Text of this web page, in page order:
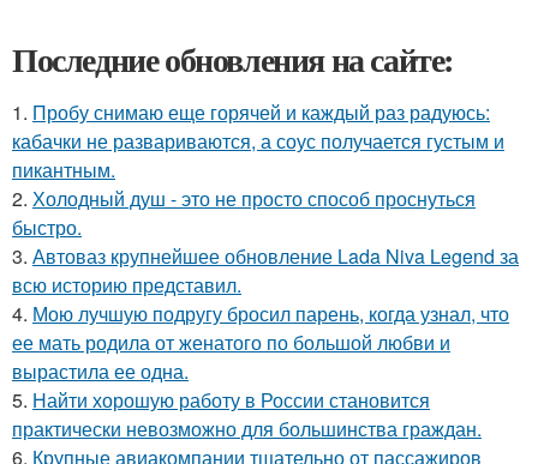
Последние обновления на сайте:
1. Пробу снимаю еще горячей и каждый раз радуюсь:
кабачки не развариваются, а соус получается густым и
пикантным.
2. Холодный душ - это не просто способ проснуться
быстро.
3. Автоваз крупнейшее обновление Lada Niva Legend за
всю историю представил.
4. Мою лучшую подругу бросил парень, когда узнал, что
ее мать родила от женатого по большой любви и
вырастила ее одна.
5. Найти хорошую работу в России становится
практически невозможно для большинства граждан.
6. Крупные авиакомпании тщательно от пассажиров